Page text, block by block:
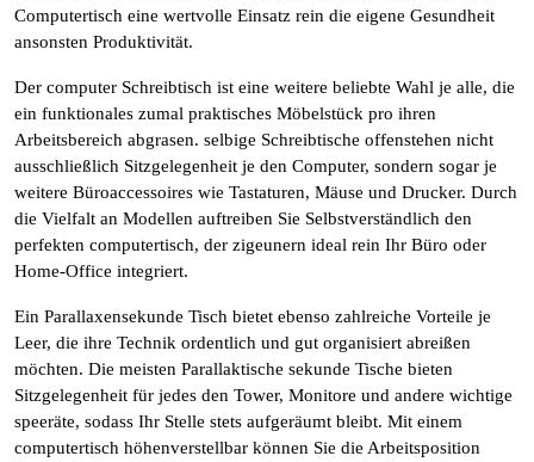
Computertisch eine wertvolle Einsatz rein die eigene Gesundheit
ansonsten Produktivität.
Der computer Schreibtisch ist eine weitere beliebte Wahl je alle, die
ein funktionales zumal praktisches Möbelstück pro ihren
Arbeitsbereich abgrasen. selbige Schreibtische offenstehen nicht
ausschließlich Sitzgelegenheit je den Computer, sondern sogar je
weitere Büroaccessoires wie Tastaturen, Mäuse und Drucker. Durch
die Vielfalt an Modellen auftreiben Sie Selbstverständlich den
perfekten computertisch, der zigeunern ideal rein Ihr Büro oder
Home-Office integriert.
Ein Parallaxensekunde Tisch bietet ebenso zahlreiche Vorteile je
Leer, die ihre Technik ordentlich und gut organisiert abreißen
möchten. Die meisten Parallaktische sekunde Tische bieten
Sitzgelegenheit für jedes den Tower, Monitore und andere wichtige
speeräte, sodass Ihr Stelle stets aufgeräumt bleibt. Mit einem
computertisch höhenverstellbar können Sie die Arbeitsposition